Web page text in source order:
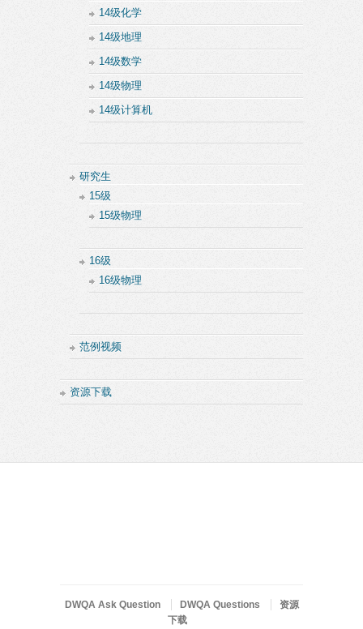
14级化学
14级地理
14级数学
14级物理
14级计算机
研究生
15级
15级物理
16级
16级物理
范例视频
资源下载
DWQA Ask Question DWQA Questions
资源
下载